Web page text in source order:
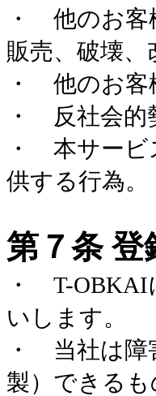
・ 他のお客
販売、破壊、
・ 他のお客
・ 反社会的
・ 本サービ
供する行為。
第７条
・ T-OBKAI
いします。
・ 当社は障
製）できるも